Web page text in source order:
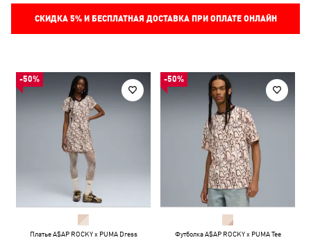
СКИДКА 5%И БЕСПЛАТНАЯ ДОСТАВКА ПРИ ОПЛАТЕ ОНЛАЙН
-50%
Платье A$AP ROCKY x PUMA Dress
-50%
Футболка A$AP ROCKY x PUMA Tee